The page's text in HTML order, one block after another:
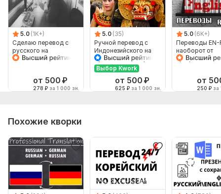
5.0 (1K+)
Сделаю перевод с
русского на
английский и
от 500 ₽
278 ₽ за 1 000 зн.
5.0 (35)
Ручной перевод с
Индонезийского на
Русский и наоборот
Выбор Kwork
от 500 ₽
625 ₽ за 1 000 зн.
5.0 (6K+)
Переводы EN-
наоборот от
от
250 ₽ за
Похожие кворки